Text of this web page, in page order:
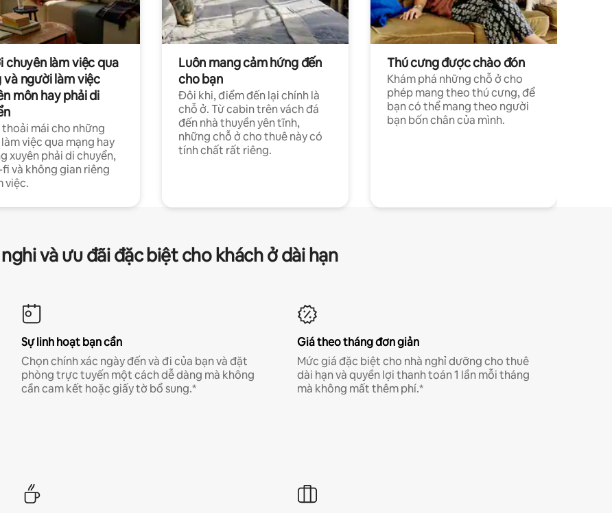
chuyên làm việc qua
và người làm việc
môn hay phải di
thoải mái cho những
việc qua mạng hay
xuyên phải di chuyển,
và không gian riêng
việc.
Luôn mang cảm hứng đến
cho bạn
Đôi khi, điểm đến lại chính là
chỗ ở. Từ cabin trên vách đá
đến nhà thuyền yên tĩnh,
những chỗ ở cho thuê này có
tính chất rất riêng.
Thú cưng được chào đón
Khám phá những chỗ ở cho
phép mang theo thú cưng, để
bạn có thể mang theo người
bạn bốn chân của mình.
và ưu đãi đặc biệt cho khách ở dài hạn
Sự linh hoạt bạn cần
Chọn chính xác ngày đến và đi của bạn và đặt
phòng trực tuyến một cách dễ dàng mà không
cần cam kết hoặc giấy tờ bổ sung.*
Giá theo tháng đơn giản
Mức giá đặc biệt cho nhà nghỉ dưỡng cho thuê
dài hạn và quyền lợi thanh toán 1 lần mỗi tháng
mà không mất thêm phí.*